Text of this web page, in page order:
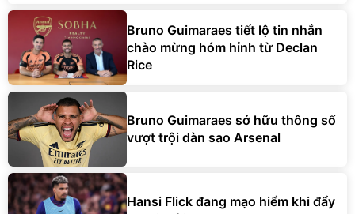
Bruno Guimaraes tiết lộ tin nhắn
chào mừng hóm hỉnh từ Declan
Rice
Bruno Guimaraes sở hữu thông số
vượt trội dàn sao Arsenal
Hansi Flick đang mạo hiểm khi đẩy